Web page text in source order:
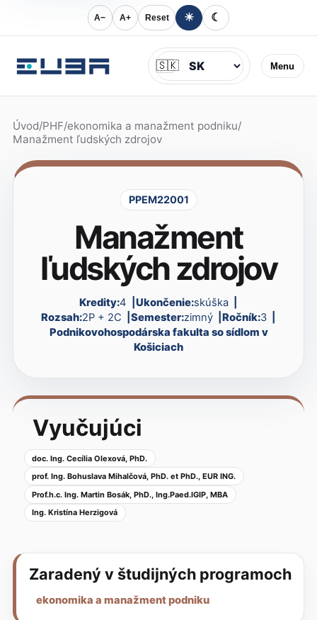
A− A+ Reset ☀ ☾
Menu
Jazyk
🇸🇰
Úvod/PHF/ekonomika a manažment podniku/
Manažment ľudských zdrojov
PPEM22001
Manažment
ľudských zdrojov
Kredity:4 Ukončenie:skúška
Rozsah:2P + 2C Semester:zimný Ročník:3
Podnikovohospodárska fakulta so sídlom v
Košiciach
Vyučujúci
doc. Ing. Cecília Olexová, PhD.
prof. Ing. Bohuslava Mihalčová, PhD. et PhD., EUR ING.
Prof.h.c. Ing. Martin Bosák, PhD., Ing.Paed.IGIP, MBA
Ing. Kristína Herzigová
Zaradený v študijných programoch
ekonomika a manažment podniku